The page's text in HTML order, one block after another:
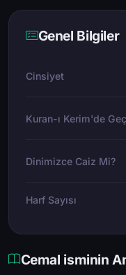
Genel Bilgiler
Cinsiyet
Kuran-ı Kerim'de
Dinimizce Caiz Mi?
Harf Sayısı
Cemal isminin